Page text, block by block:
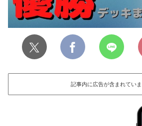
記事内に広告が含まれていま